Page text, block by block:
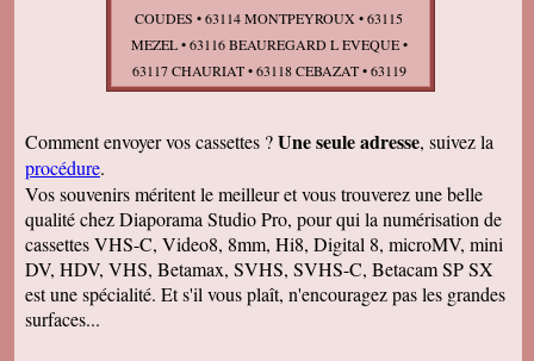
COUDES • 63114 MONTPEYROUX • 63115
MEZEL • 63116 BEAUREGARD L EVEQUE •
63117 CHAURIAT • 63118 CEBAZAT • 63119
CHATEAUGAY • 63120 AUBUSSON D
NERONDE SUR DORE • 63120 SAUVIAT •
• 63120 VOLLORE MONTAGNE • 63120
VOLLORE VILLE • 63122 CEYRAT • 63122 ST
GENES CHAMPANELLE • 63130 ROYAT •
63140 CHATEL GUYON • 63150 LA
BOURBOULE • 63150 MURAT LE QUAIRE •
Comment envoyer vos cassettes ?Une seule adresse, suivez la
procédure.
Vos souvenirs méritent le meilleur et vous trouverez une belle
qualité chez Diaporama Studio Pro, pour qui la numérisation de
cassettes VHS-C, Video8, 8mm, Hi8, Digital 8, microMV, mini
DV, HDV, VHS, Betamax, SVHS, SVHS-C, Betacam SP SX
est une spécialité. Et s'il vous plaît, n'encouragez pas les grandes
surfaces...